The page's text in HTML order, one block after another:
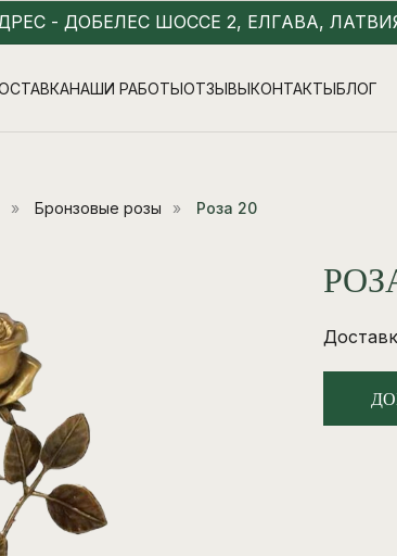
- ДОБЕЛЕС ШОССЕ 2, ЕЛГАВА,
НАШИ РАБОТЫОТЗЫВЫКОНТАКТЫБЛОГ
» Бронзовые розы » Роза 20